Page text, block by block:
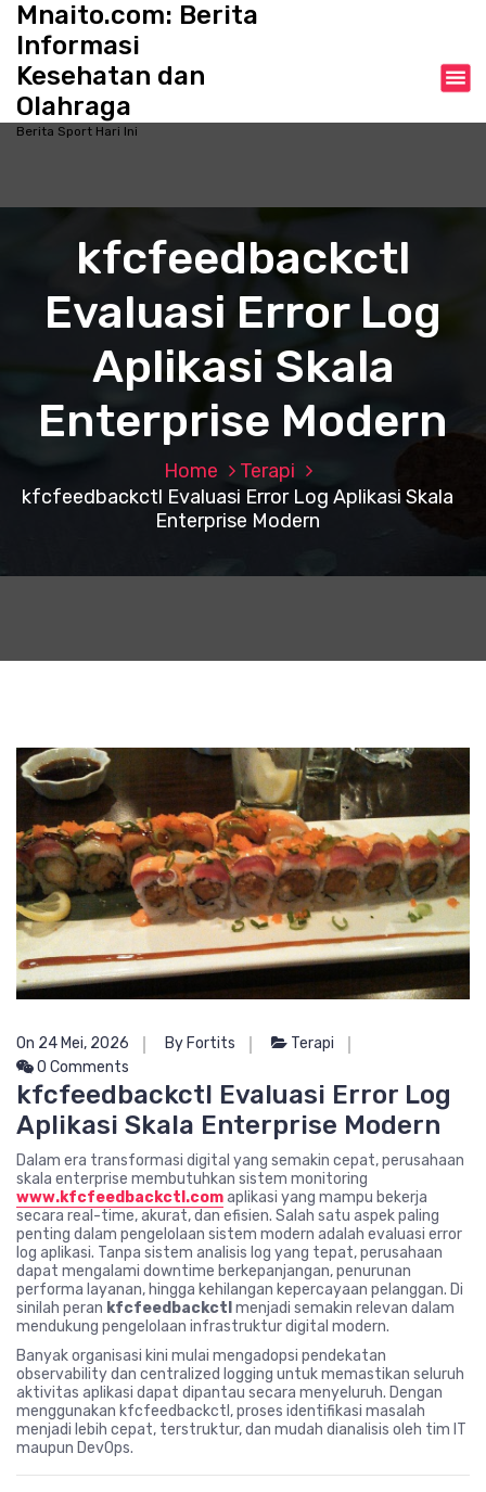
Mnaito.com: Berita
Informasi
Kesehatan dan
Olahraga
Berita Sport Hari Ini
kfcfeedbackctl
Evaluasi Error Log
Aplikasi Skala
Enterprise Modern
Home
Terapi
kfcfeedbackctl Evaluasi Error Log Aplikasi Skala
Enterprise Modern
On 24 Mei, 2026 By Fortits
Terapi
0 Comments
kfcfeedbackctl Evaluasi Error Log
Aplikasi Skala Enterprise Modern
Dalam era transformasi digital yang semakin cepat, perusahaan
skala enterprise membutuhkan sistem monitoring
www.kfcfeedbackctl.comaplikasi yang mampu bekerja
secara real-time, akurat, dan efisien. Salah satu aspek paling
penting dalam pengelolaan sistem modern adalah evaluasi error
log aplikasi. Tanpa sistem analisis log yang tepat, perusahaan
dapat mengalami downtime berkepanjangan, penurunan
performa layanan, hingga kehilangan kepercayaan pelanggan. Di
sinilah peran kfcfeedbackctl menjadi semakin relevan dalam
mendukung pengelolaan infrastruktur digital modern.
Banyak organisasi kini mulai mengadopsi pendekatan
observability dan centralized logging untuk memastikan seluruh
aktivitas aplikasi dapat dipantau secara menyeluruh. Dengan
menggunakan kfcfeedbackctl, proses identifikasi masalah
menjadi lebih cepat, terstruktur, dan mudah dianalisis oleh tim IT
maupun DevOps.